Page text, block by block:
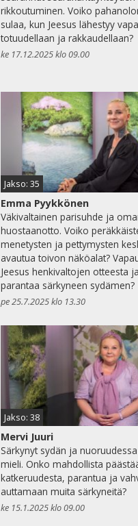
rikkoutuminen. Voiko
sulaa, kun Jeesus lähestyy
totuudellaan ja rakkaudellaan?
ke 17.12.2025 klo 09.00
Jakso: 35
Emma Pyykkönen
Väkivaltainen parisuhde ja
huostaanotto. Voiko
menetysten ja pettymysten
avautua toivon näköalat?
Jeesus henkivaltojen otteesta ja
parantaa särkyneen sydämen?
pe 25.7.2025 klo 13.30
Jakso: 38
Mervi Juuri
Särkynyt sydän ja
mieli. Onko mahdollista
katkeruudesta, parantua ja
auttamaan muita särkyneitä?
ke 15.1.2025 klo 09.00